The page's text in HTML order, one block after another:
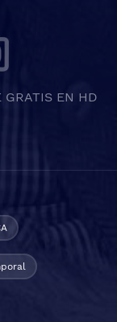
GRATIS EN HD